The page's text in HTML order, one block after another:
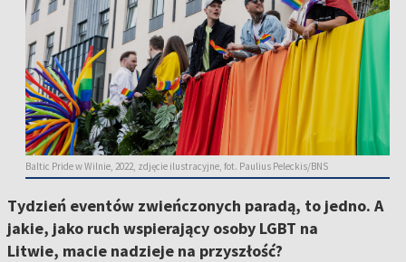
Baltic Pride w Wilnie, 2022, zdjęcie ilustracyjne, fot. Paulius Peleckis/BNS
Tydzień eventów zwieńczonych paradą, to jedno. A
jakie, jako ruch wspierający osoby LGBT na
Litwie, macie nadzieje na przyszłość?